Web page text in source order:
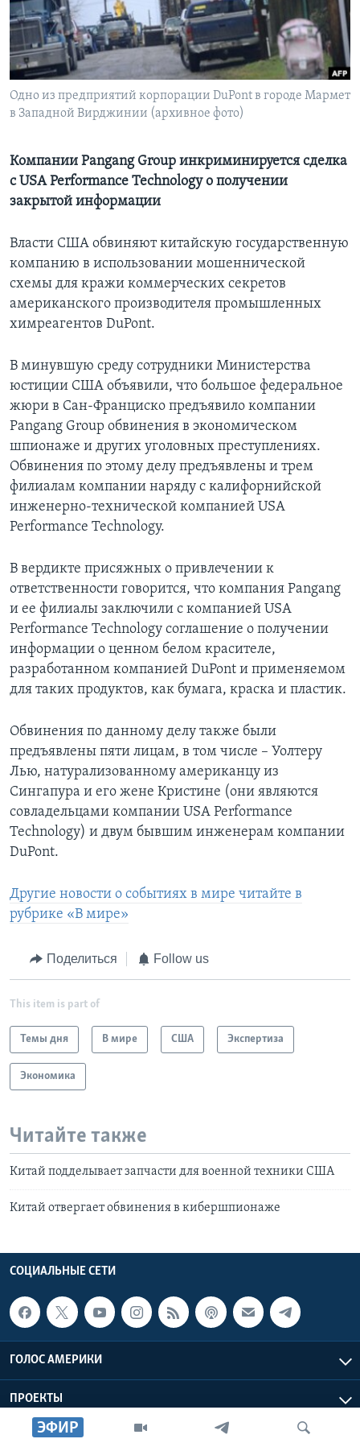
Learning English
СОЦИАЛЬНЫЕ СЕТИ
ЭФИР
Одно из предприятий корпорации DuPont в городе Мармет
в Западной Вирджинии (архивное фото)
Компании Pangang Group инкриминируется сделка
с USA Performance Technology о получении
закрытой информации
Власти США обвиняют китайскую государственную
компанию в использовании мошеннической
схемы для кражи коммерческих секретов
американского производителя промышленных
химреагентов DuPont.
В минувшую среду сотрудники Министерства
юстиции США объявили, что большое федеральное
жюри в Сан-Франциско предъявило компании
Pangang Group обвинения в экономическом
шпионаже и других уголовных преступлениях.
Обвинения по этому делу предъявлены и трем
филиалам компании наряду с калифорнийской
инженерно-технической компанией USA
Performance Technology.
В вердикте присяжных о привлечении к
ответственности говорится, что компания Pangang
и ее филиалы заключили с компанией USA
Performance Technology соглашение о получении
информации о ценном белом красителе,
разработанном компанией DuPont и применяемом
для таких продуктов, как бумага, краска и пластик.
Обвинения по данному делу также были
предъявлены пяти лицам, в том числе – Уолтеру
Лью, натурализованному американцу из
Сингапура и его жене Кристине (они являются
совладельцами компании USA Performance
Technology) и двум бывшим инженерам компании
DuPont.
Другие новости о событиях в мире читайте в
рубрике «В мире»
Поделиться Follow us
This item is part of
Темы дня В мире США Экспертиза
Экономика
Читайте также
Китай подделывает запчасти для военной техники США
Китай отвергает обвинения в кибершпионаже
СОЦИАЛЬНЫЕ СЕТИ
ГОЛОС АМЕРИКИ
ПРОЕКТЫ